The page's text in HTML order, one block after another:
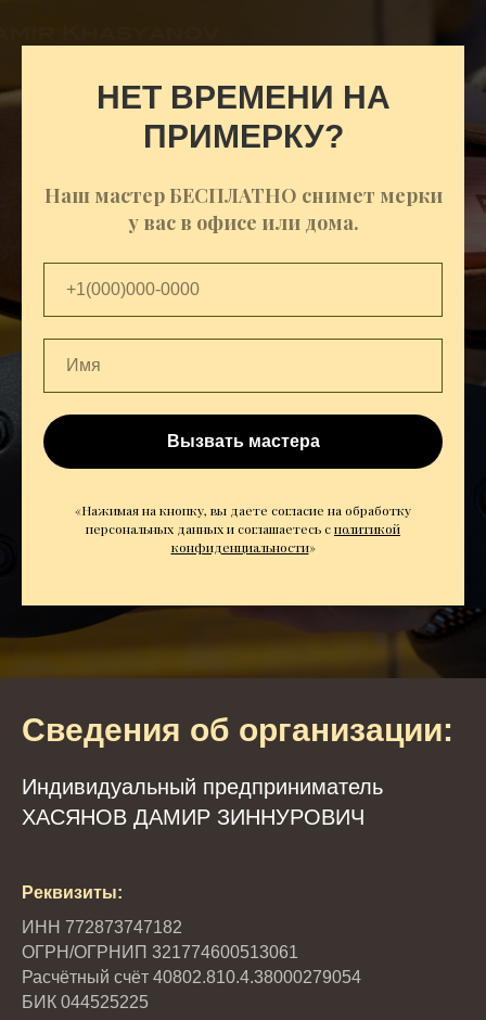
НЕТ ВРЕМЕНИ НА
ПРИМЕРКУ?
Наш мастер БЕСПЛАТНО снимет мерки
у вас в офисе или дома.
Вызвать мастера
«Нажимая на кнопку, вы даете согласие на обработку
персональных данных и соглашаетесь cполитикой
конфиденциальности»
Сведения об организации:
Индивидуальный предприниматель
ХАСЯНОВ ДАМИР ЗИННУРОВИЧ
Реквизиты:
ИНН 772873747182
ОГРН/ОГРНИП 321774600513061
Расчётный счёт 40802.810.4.38000279054
БИК 044525225